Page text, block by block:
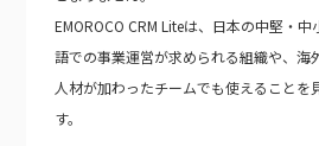
EMOROCO CRM Liteは、日本の中堅・
語での事業運営が求められる組織や、海
人材が加わったチームでも使えることを
す。